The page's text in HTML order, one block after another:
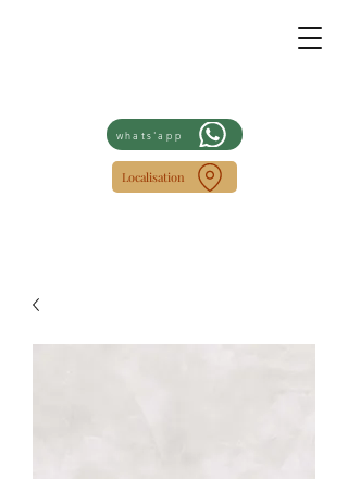
whats'app
Localisation